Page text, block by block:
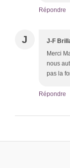
Répondre
J J-F
Merci
nous
pas la
Répondre